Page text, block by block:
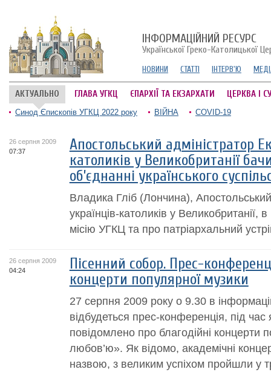
ІНФОРМАЦІЙНИЙ РЕСУРС
Української Греко-Католицької
НОВИНИ СТАТТІ ІНТЕРВ'Ю
АКТУАЛЬНО ГЛАВА УГКЦ ЄПАРХІЇ ТА ЕКЗАРХАТИ ЦЕРКВА І
Синод Єпископів УГКЦ 2022 року ВІЙНА COVID-19
26 серпня 2009
07:37
Апостольський адміністратор
католиків у Великобританії
об’єднанні українського
Владика Гліб (Лончина), Апостольський
українців-католиків у Великобританії,
місію УГКЦ та про патріархальний
26 серпня 2009
04:24
Пісенний собор. Прес-
концерти популярної музики
27 серпня 2009 року о 9.30 в
відбудеться прес-конференція, під час
повідомлено про благодійні концерти
любов’ю». Як відомо, академічні
назвою, з великим успіхом пройшли у